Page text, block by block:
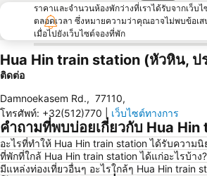
ราคาและจำนวนห้องพักว่างที่เราได้รับจากเว็บ
ตลอดเวลา ซึ่งหมายความว่าคุณอาจไม่พบข้อเ
เมื่อไปยังเว็บไซต์จองที่พัก
Hua Hin train station (หัวหิน, ป
ติดต่อ
Damnoekasem Rd., 77110,
โทรศัพท์: +32(512)770 เว็บไซต์ทางการ
คำถามที่พบบ่อยเกี่ยวกับ Hua
อะไรที่ทำให้ Hua Hin train station ได้รับความ
ที่พักที่ใกล้ Hua Hin train station ได้แก่อะไรบ้าง?
มีแหล่งท่องเที่ยวอื่นๆ อะไรใกล้ๆ Hua Hin train